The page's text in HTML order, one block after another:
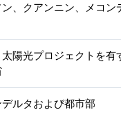
、クアンニン、メコン
陽光プロジェクトを有
デルタおよび都市部